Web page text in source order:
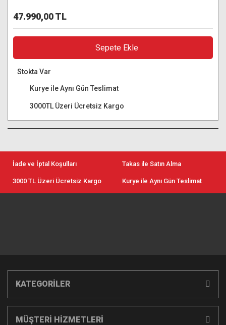
47.990,00 TL
Sepete Ekle
Stokta Var
Kurye ile Aynı Gün Teslimat
3000TL Üzeri Ücretsiz Kargo
İade ve İptal Koşulları Takas ile Satın Alma
3000 TL Üzeri Ücretsiz Kargo Kurye ile Aynı Gün Teslimat
KATEGORİLER
MÜŞTERİ HİZMETLERİ